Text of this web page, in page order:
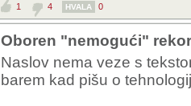
1 4 HVALA 0
Oboren "nemogući"
Naslov nema veze s
barem kad pišu o